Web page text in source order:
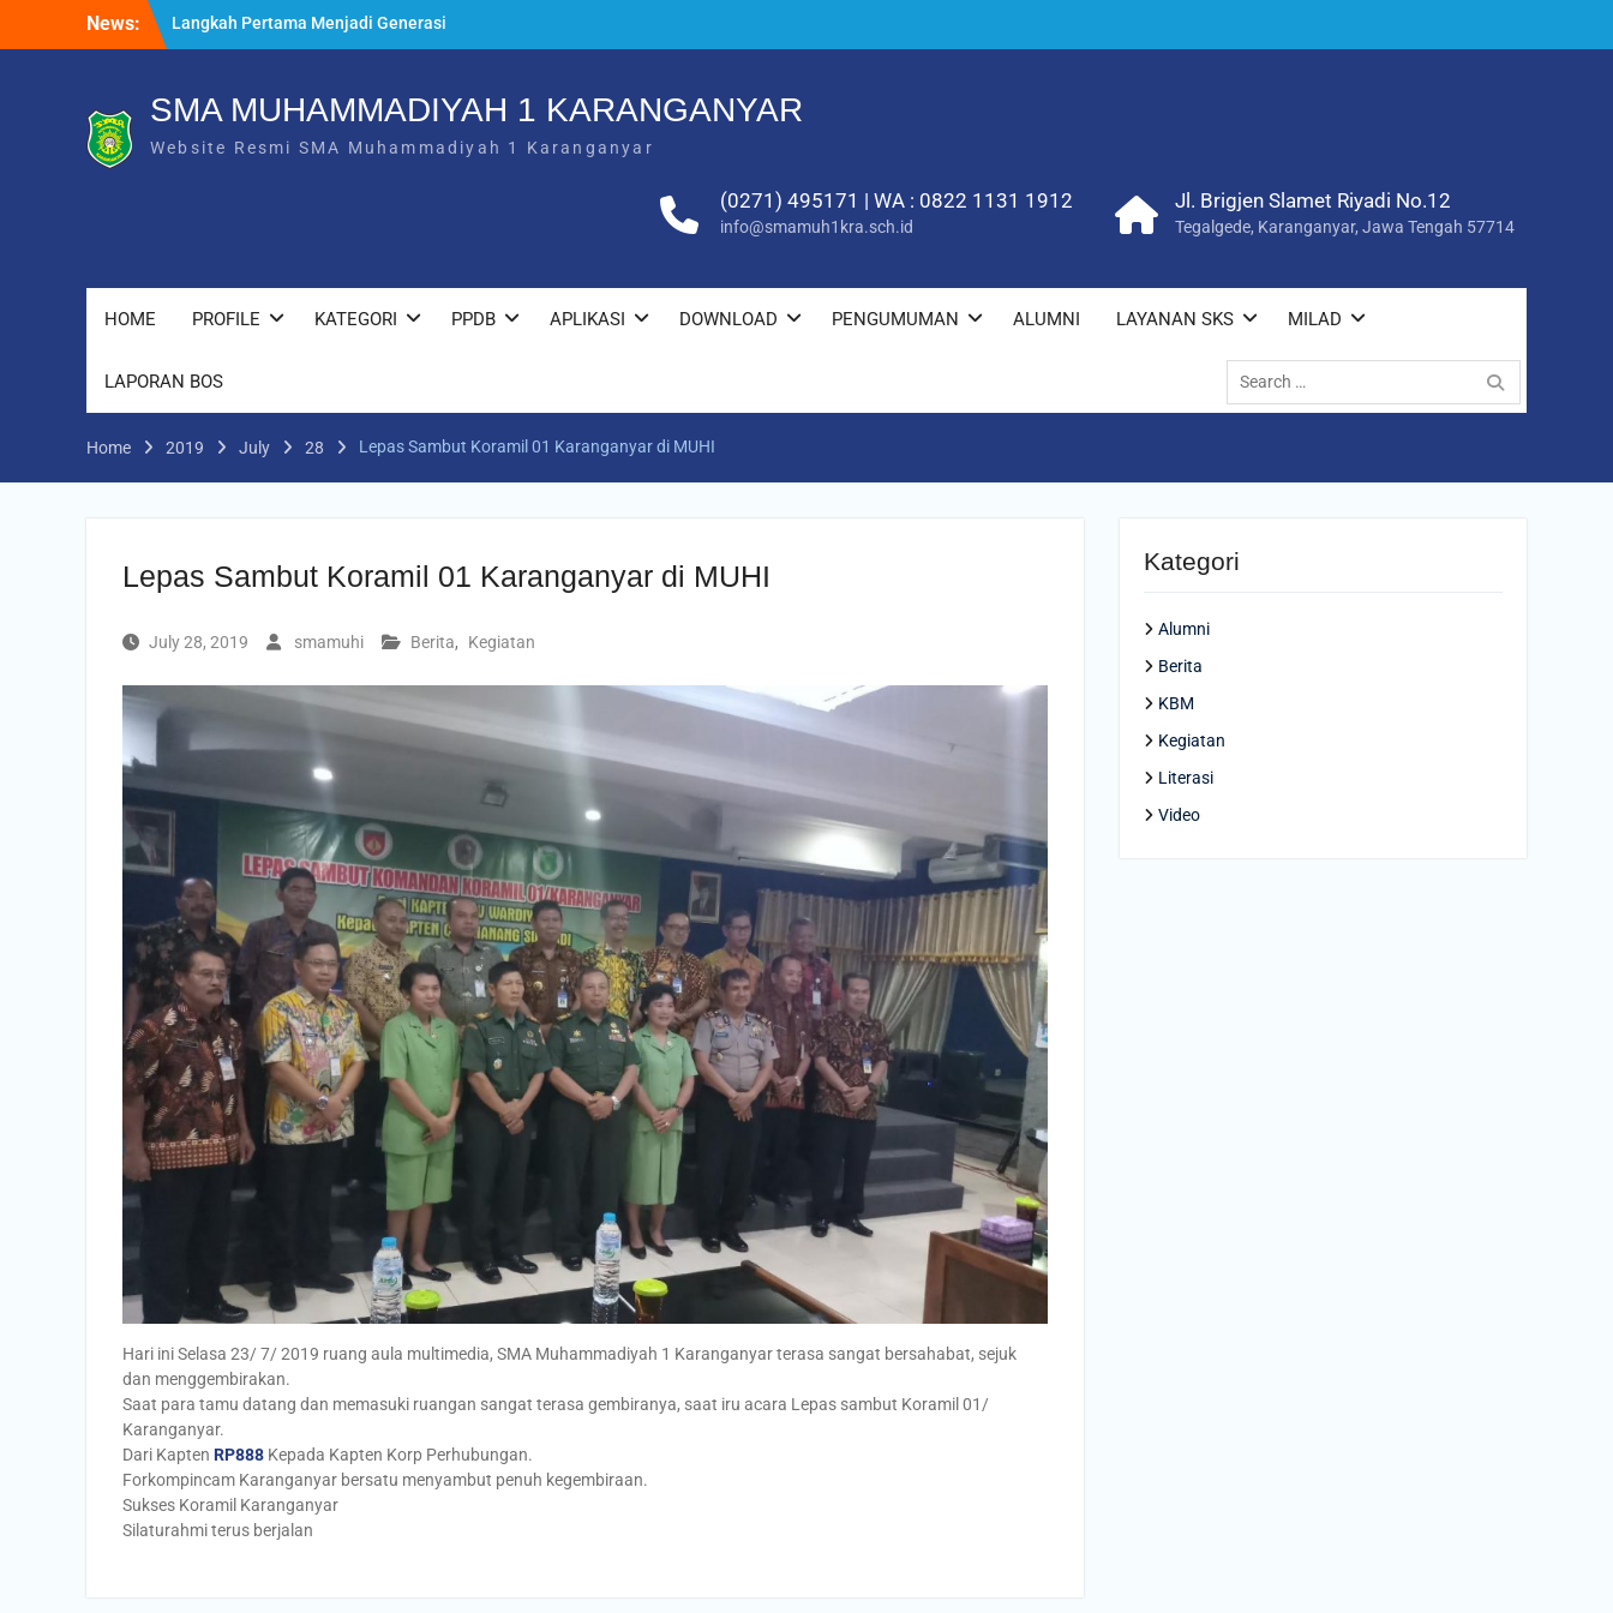
News:
Langkah Pertama Menjadi Generasi
Berkarakter, MPLS/FORTASI SMA
dengan Semangat Kebangsaan
Saat Fajar Menyapa Angkatan Baru, SMA
Muhammadiyah 1 Karanganyar Gelar
SMA MUHAMMADIYAH 1 KARANGANYAR
Website Resmi SMA Muhammadiyah 1 Karanganyar
(0271) 495171 | WA : 0822 1131 1912
info@smamuh1kra.sch.id
Jl. Brigjen Slamet Riyadi No.12
Tegalgede, Karanganyar, Jawa Tengah 57714
HOME PROFILE KATEGORI PPDB APLIKASI DOWNLOAD PENGUMUMAN ALUMNI LAYANAN SKS MILAD
LAPORAN BOS
Search
for:
Home 2019 July 28 Lepas Sambut Koramil 01 Karanganyar di MUHI
Lepas Sambut Koramil 01 Karanganyar di MUHI
July 28, 2019 smamuhi Berita, Kegiatan
Hari ini Selasa 23/ 7/ 2019 ruang aula multimedia, SMA Muhammadiyah 1 Karanganyar terasa sangat bersahabat, sejuk
dan menggembirakan.
Saat para tamu datang dan memasuki ruangan sangat terasa gembiranya, saat iru acara Lepas sambut Koramil 01/
Karanganyar.
Dari Kapten RP888 Kepada Kapten Korp Perhubungan.
Forkompincam Karanganyar bersatu menyambut penuh kegembiraan.
Sukses Koramil Karanganyar
Silaturahmi terus berjalan
Kategori
Alumni
Berita
KBM
Kegiatan
Literasi
Video